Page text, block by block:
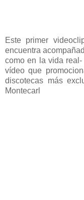
Este primer
encuentra
como en la vida
vídeo que
discotecas más
Montecarl